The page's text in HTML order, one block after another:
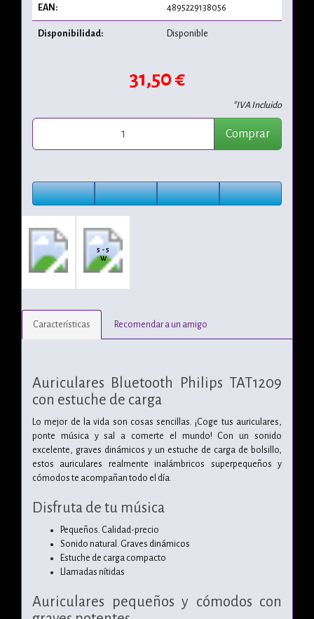
EAN: 4895229138056
Disponibilidad: Disponible
31,50 €
*IVA Incluido
Comprar
5 - 5
W
Características Recomendar a un amigo
Auriculares Bluetooth Philips TAT1209
con estuche de carga
Lo mejor de la vida son cosas sencillas. ¡Coge tus auriculares,
ponte música y sal a comerte el mundo! Con un sonido
excelente, graves dinámicos y un estuche de carga de bolsillo,
estos auriculares realmente inalámbricos superpequeños y
cómodos te acompañan todo el día.
Disfruta de tu música
Pequeños. Calidad-precio
Sonido natural. Graves dinámicos
Estuche de carga compacto
Llamadas nítidas
Auriculares pequeños y cómodos con